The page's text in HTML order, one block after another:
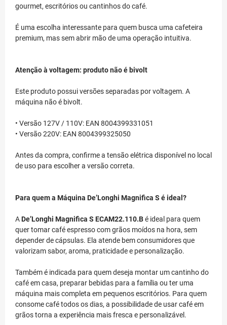
gourmet, escritórios ou cantinhos do café.
É uma escolha interessante para quem busca uma cafeteira
premium, mas sem abrir mão de uma operação intuitiva.
Atenção à voltagem: produto não é bivolt
Este produto possui versões separadas por voltagem. A
máquina não é bivolt.
• Versão 127V / 110V: EAN 8004399331051
• Versão 220V: EAN 8004399325050
Antes da compra, confirme a tensão elétrica disponível no local
de uso para escolher a versão correta.
Para quem a Máquina De’Longhi Magnifica S é ideal?
ADe’Longhi Magnifica S ECAM22.110.Bé ideal para quem
quer tomar café espresso com grãos moídos na hora, sem
depender de cápsulas. Ela atende bem consumidores que
valorizam sabor, aroma, praticidade e personalização.
Também é indicada para quem deseja montar um cantinho do
café em casa, preparar bebidas para a família ou ter uma
máquina mais completa em pequenos escritórios. Para quem
consome café todos os dias, a possibilidade de usar café em
grãos torna a experiência mais fresca e personalizável.